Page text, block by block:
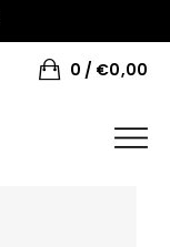
0 €0,00